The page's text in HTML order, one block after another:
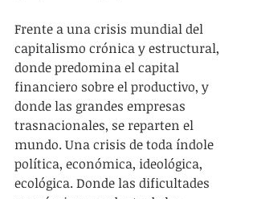
Frente a una crisis mundial del
capitalismo crónica y estructural,
donde predomina el capital
financiero sobre el productivo, y
donde las grandes empresas
trasnacionales, se reparten el
mundo. Una crisis de toda índole
política, económica, ideológica,
ecológica. Donde las dificultades